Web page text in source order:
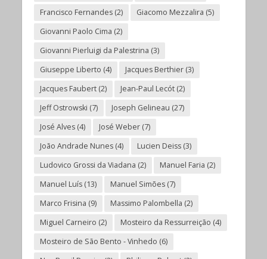
Francisco Fernandes(2) Giacomo Mezzalira (5)
Giovanni Paolo Cima (2)
Giovanni Pierluigi da Palestrina (3)
Giuseppe Liberto (4) Jacques Berthier(3)
Jacques Faubert(2) Jean-Paul Lecót(2)
Jeff Ostrowski (7) Joseph Gelineau (27)
José Alves(4) José Weber(7)
João Andrade Nunes(4) Lucien Deiss(3)
Ludovico Grossi da Viadana (2) Manuel Faria (2)
Manuel Luís(13) Manuel Simões(7)
Marco Frisina (9) Massimo Palombella (2)
Miguel Carneiro (2) Mosteiro da Ressurreição (4)
Mosteiro de São Bento - Vinhedo (6)